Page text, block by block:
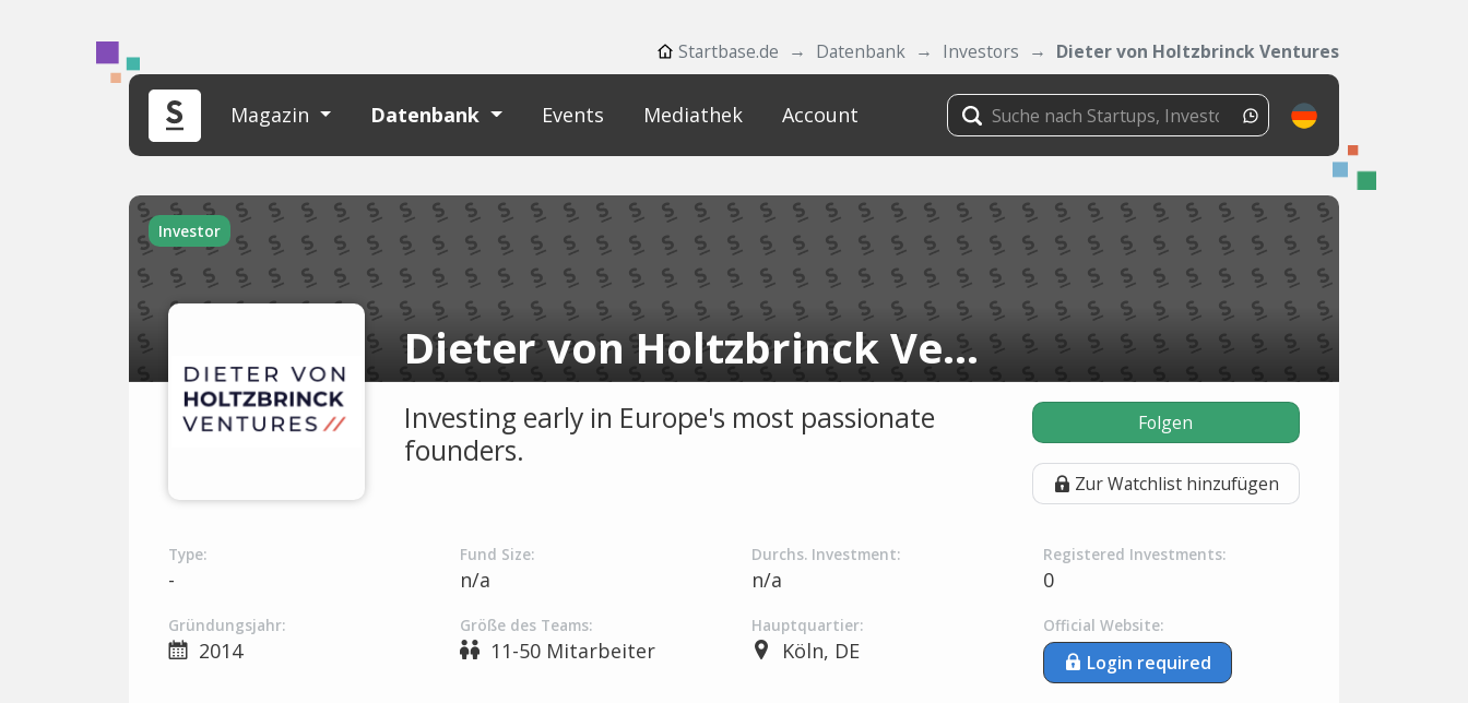
Startbase.de Datenbank Investors Dieter von Holtzbrinck Ventures
Magazin Datenbank Events Mediathek Account
Investor
Dieter von Holtzbrinck Ventures
Investing early in Europe's most passionate
founders.
Folgen
Zur Watchlist hinzufügen
Type:
-
Fund Size:
n/a
Durchs. Investment:
n/a
Registered Investments:
0
Gründungsjahr:
2014
Größe des Teams:
11-50 Mitarbeiter
Hauptquartier:
Köln, DE
Official Website:
Login required